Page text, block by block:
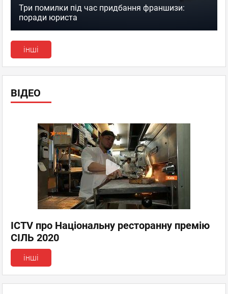
Три помилки під час придбання франшизи:
поради юриста
інші
ВІДЕО
ICTV про Національну ресторанну премію
СІЛЬ 2020
інші